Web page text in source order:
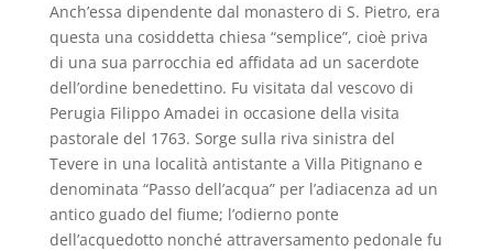
Anch’essa dipendente dal monastero di S. Pietro, era
questa una cosiddetta chiesa “semplice”, cioè priva
di una sua parrocchia ed affidata ad un sacerdote
dell’ordine benedettino. Fu visitata dal vescovo di
Perugia Filippo Amadei in occasione della visita
pastorale del 1763. Sorge sulla riva sinistra del
Tevere in una località antistante a Villa Pitignano e
denominata “Passo dell’acqua” per l’adiacenza ad un
antico guado del fiume; l’odierno ponte
dell’acquedotto nonché attraversamento pedonale fu